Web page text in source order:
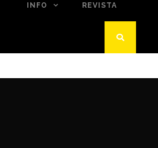
INFO REVISTA